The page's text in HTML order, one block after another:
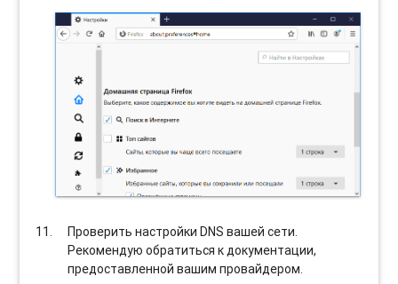
Проверить настройки DNS вашей сети.
Рекомендую обратиться к документации,
предоставленной вашим провайдером.